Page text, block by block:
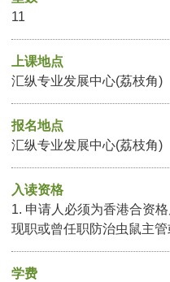
11
上课地点
汇纵专业发展中心(荔枝角)
报名地点
汇纵专业发展中心(荔枝角)
入读资格
1. 申请人必须为香港合资
现职或曾任职防治虫鼠主
学费